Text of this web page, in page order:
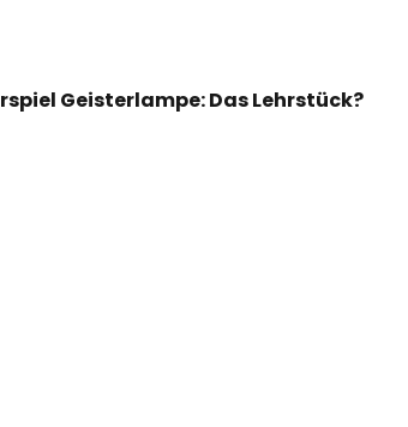
Geisterlampe: Das Lehrstück?